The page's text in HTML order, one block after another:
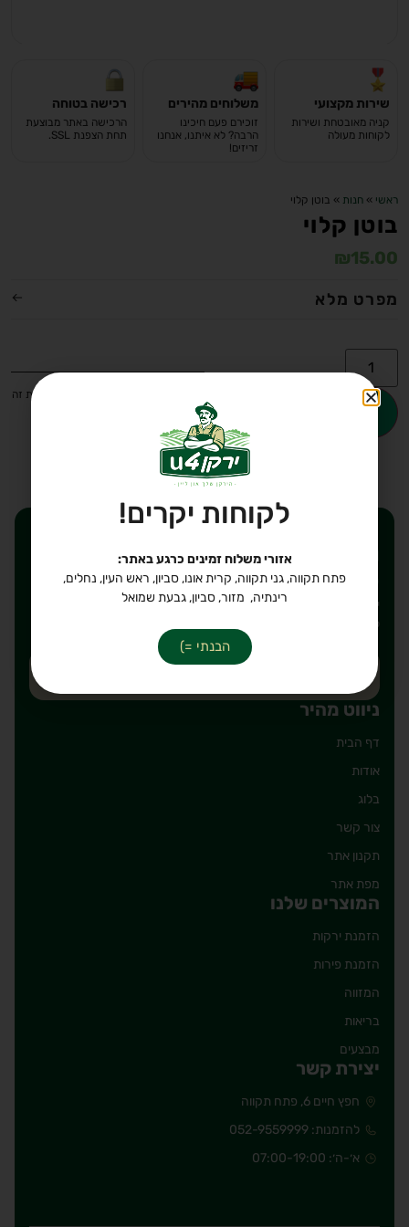
ראשי » חנות » בוטן קלוי
בוטן קלוי
₪15.00
מפרט מלא
שירות מקצועי
קניה מאובטחת ושירות
לקוחות מעולה
משלוחים מהירים
זוכירם פעם חיכינו
הרבה? לא איתנו, אנחנו
זריזים!
רכישה בטוחה
הרכישה באתר מבוצעת
תחת הצפנת SSL.
רוצים לקבל הנחות ישירות
לאימייל שלכם?
יאללה, חבל לפספס. כתבו את הכתובת אימייל על מנת להירשם
לרשימת תפוצה שלנו, מבטיחים לשלוח רק דברים טובים!
ניווט מהיר
דף הבית
אודות
בלוג
צור קשר
תקנון אתר
מפת אתר
המוצרים שלנו
הזמנת ירקות
הזמנת פירות
המזווה
בריאות
מבצעים
יצירת קשר
חפץ חיים 6, פתח תקווה
להזמנות: 052-9559999
א׳-ה׳: 07:00-19:00
לקוחות יקרים!
אזורי משלוח זמינים כרגע באתר:
פתח תקווה, גני תקווה, קרית אונו, סביון, ראש העין, נחלים,
רינתיה, מזור, סביון, גבעת שמואל
הבנתי =)